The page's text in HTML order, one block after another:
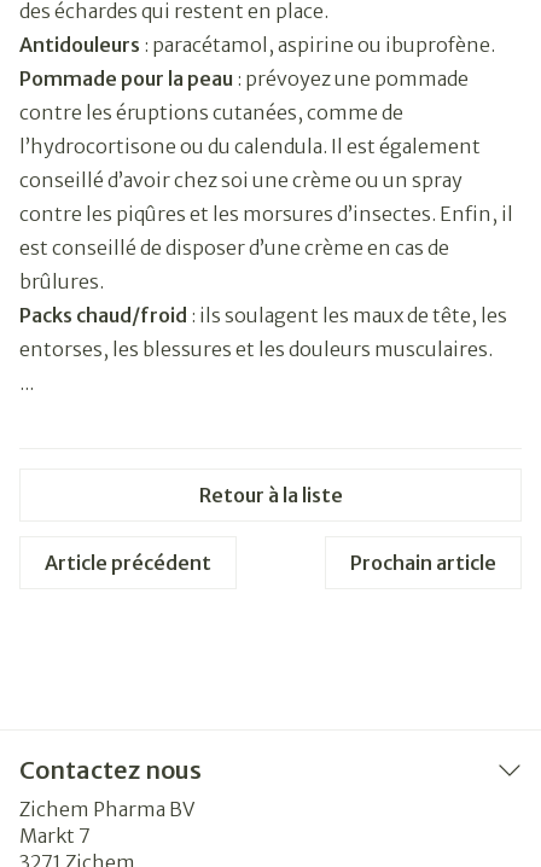
des échardes qui restent en place.
Antidouleurs : paracétamol, aspirine ou ibuprofène.
Pommade pour la peau : prévoyez une pommade
contre les éruptions cutanées, comme de
l’hydrocortisone ou du calendula. Il est également
conseillé d’avoir chez soi une crème ou un spray
contre les piqûres et les morsures d’insectes. Enfin, il
est conseillé de disposer d’une crème en cas de
brûlures.
Packs chaud/froid : ils soulagent les maux de tête, les
entorses, les blessures et les douleurs musculaires.
...
Retour à la liste
Article précédent Prochain article
Contactez nous
Zichem Pharma BV
Markt 7